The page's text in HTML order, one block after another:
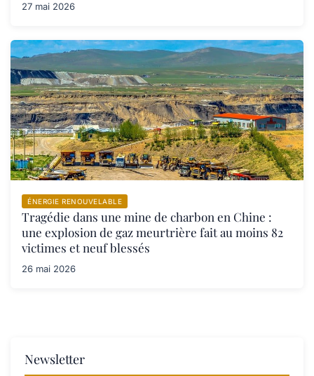
27 mai 2026
ÉNERGIE RENOUVELABLE
Tragédie dans une mine de charbon en Chine :
une explosion de gaz meurtrière fait au moins 82
victimes et neuf blessés
26 mai 2026
Newsletter